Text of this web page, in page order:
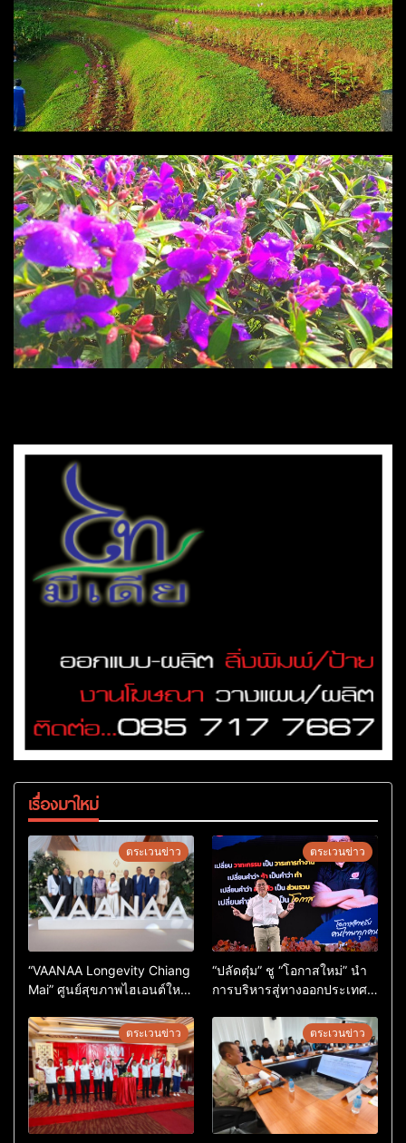
เรื่องมาใหม่
ตระเวนข่าว
“VAANAA Longevity Chiang
Mai” ศูนย์สุขภาพไฮเอนต์ใหญ่
ตระเวนข่าว
“ปลัดตุ๋ม” ชู “โอกาสใหม่” นำ
การบริหารสู่ทางออกประเทศ
ตระเวนข่าว ตระเวนข่าว